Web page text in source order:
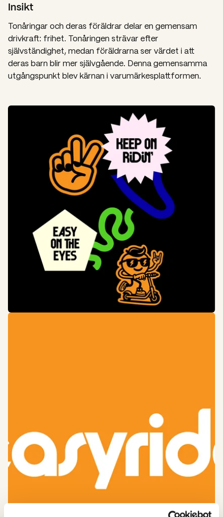
Insikt
Tonåringar och deras föräldrar delar en gemensam
drivkraft: frihet. Tonåringen strävar efter
självständighet, medan föräldrarna ser värdet i att
deras barn blir mer självgående. Denna gemensamma
utgångspunkt blev kärnan i varumärkesplattformen.